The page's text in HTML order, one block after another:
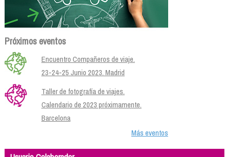
Próximos eventos
Encuentro Compañeros de viaje.
23-24-25 Junio 2023. Madrid
Taller de fotografía de viajes.
Calendario de 2023 próximamente.
Barcelona
Más eventos